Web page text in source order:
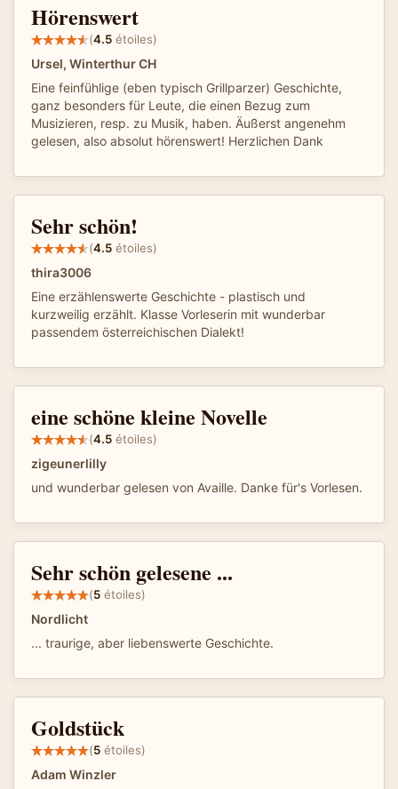
Hörenswert
(4.5 étoiles)
Ursel, Winterthur CH
Eine feinfühlige (eben typisch Grillparzer) Geschichte,
ganz besonders für Leute, die einen Bezug zum
Musizieren, resp. zu Musik, haben. Äußerst angenehm
gelesen, also absolut hörenswert! Herzlichen Dank
Sehr schön!
(4.5 étoiles)
thira3006
Eine erzählenswerte Geschichte - plastisch und
kurzweilig erzählt. Klasse Vorleserin mit wunderbar
passendem österreichischen Dialekt!
eine schöne kleine Novelle
(4.5 étoiles)
zigeunerlilly
und wunderbar gelesen von Availle. Danke für's Vorlesen.
Sehr schön gelesene ...
(5 étoiles)
Nordlicht
... traurige, aber liebenswerte Geschichte.
Goldstück
(5 étoiles)
Adam Winzler